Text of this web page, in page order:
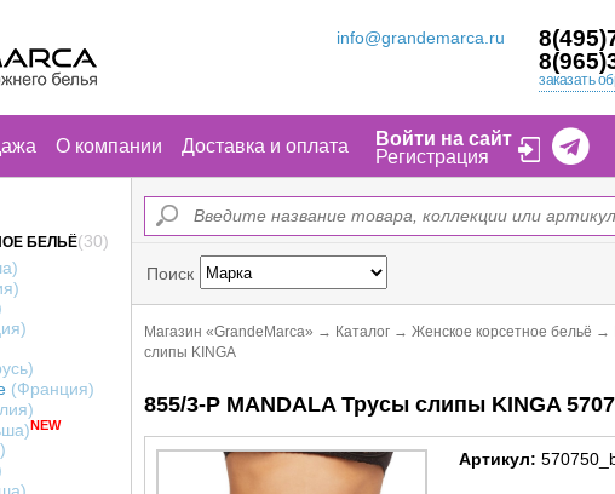
info@grandemarca.ru
заказать
О компании Доставка и оплата
Войти на сайт
Регистрация
БЕЛЬЁ(30)
(Франция)
NEW
Поиск
Магазин «GrandeMarca» → Каталог → Женское корсетное бельё →
слипы KINGA
855/3-P MANDALA Трусы слипы KINGA
Артикул: